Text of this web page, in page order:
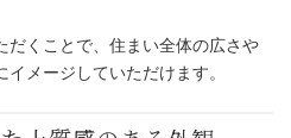
だくことで、住まい全体の広さや
メージしていただけます。